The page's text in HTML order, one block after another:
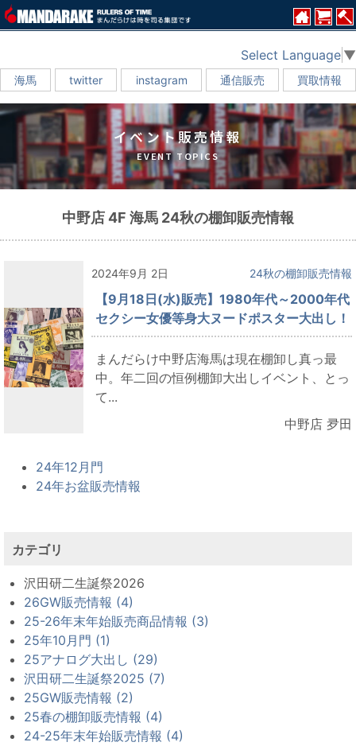
海馬 twitter instagram 通信販売 買取情報
Select Language ▼
イベント販売情報
EVENT TOPICS
中野店 4F 海馬 24秋の棚卸販売情報
2024年9月 2日 24秋の棚卸販売情報
【9月18日(水)販売】1980年代～2000年代
セクシー女優等身大ヌードポスター大出し！
まんだらけ中野店海馬は現在棚卸し真っ最
中。年二回の恒例棚卸大出しイベント、とっ
て...
中野店 夛田
24年12月門
24年お盆販売情報
カテゴリ
沢田研二生誕祭2026
26GW販売情報 (4)
25-26年末年始販売商品情報 (3)
25年10月門 (1)
25アナログ大出し (29)
沢田研二生誕祭2025 (7)
25GW販売情報 (2)
25春の棚卸販売情報 (4)
24-25年末年始販売情報 (4)